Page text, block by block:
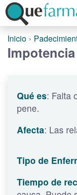
Inicio
Qué es: Falta
pene.
Afecta: Las
Tipo de
Tiempo de